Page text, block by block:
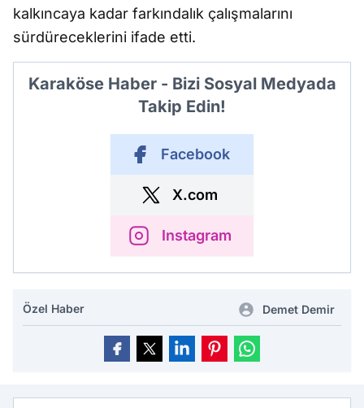
kalkıncaya kadar farkındalık çalışmalarını
sürdüreceklerini ifade etti.
Karaköse Haber - Bizi Sosyal Medyada
Takip Edin!
Facebook
X.com
Instagram
Özel Haber Demet Demir